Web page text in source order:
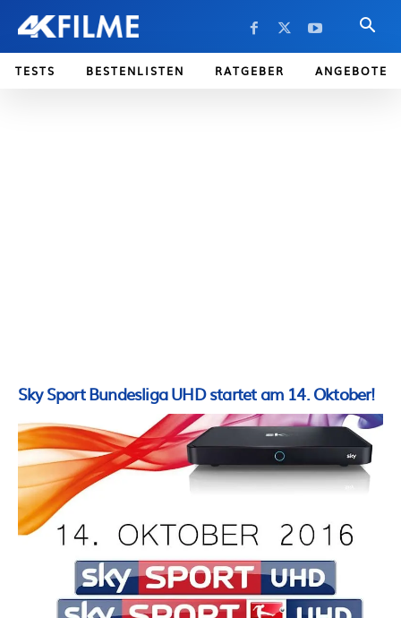
TESTS BESTENLISTEN RATGEBER ANGEBOTE
Sky Sport Bundesliga UHD startet am 14. Oktober!